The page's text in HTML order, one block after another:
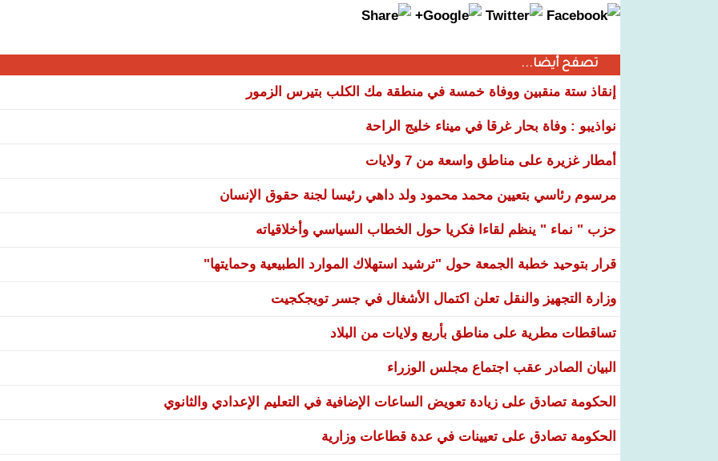
تصفح أيضا...
إنقاذ ستة منقبين ووفاة خمسة في منطقة مك الكلب بتيرس الزمور
نواذيبو : وفاة بحار غرقا في ميناء خليج الراحة
أمطار غزيرة على مناطق واسعة من 7 ولايات
مرسوم رئاسي بتعيين محمد محمود ولد داهي رئيسا لجنة حقوق الإنسان
حزب " نماء " ينظم لقاءا فكريا حول الخطاب السياسي وأخلاقياته
قرار بتوحيد خطبة الجمعة حول "ترشيد استهلاك الموارد الطبيعية وحمايتها"
وزارة التجهيز والنقل تعلن اكتمال الأشغال في جسر تويجكجيت
تساقطات مطرية على مناطق بأربع ولايات من البلاد
البيان الصادر عقب اجتماع مجلس الوزراء
الحكومة تصادق على زيادة تعويض الساعات الإضافية في التعليم الإعدادي والثانوي
الحكومة تصادق على تعيينات في عدة قطاعات وزارية